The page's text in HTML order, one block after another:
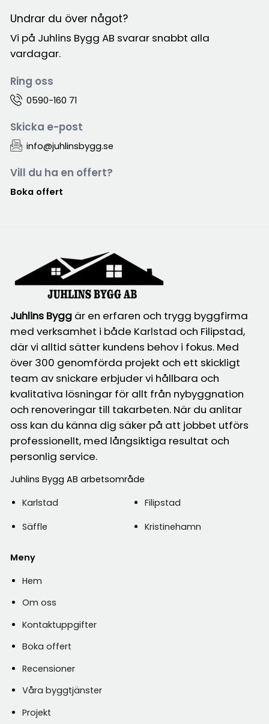
Undrar du över något?
Vi på Juhlins Bygg AB svarar snabbt alla
vardagar.
Ring oss
0590-160 71
Skicka e-post
info@juhlinsbygg.se
Vill du ha en offert?
Boka offert
Juhlins Byggär en erfaren och trygg byggfirma
med verksamhet i både Karlstad och Filipstad,
där vi alltid sätter kundens behov i fokus. Med
över 300 genomförda projekt och ett skickligt
team av snickare erbjuder vi hållbara och
kvalitativa lösningar för allt från nybyggnation
och renoveringar till takarbeten. När du anlitar
oss kan du känna dig säker på att jobbet utförs
professionellt, med långsiktiga resultat och
personlig service.
Juhlins Bygg AB arbetsområde
Karlstad
Filipstad
Säffle
Kristinehamn
Meny
Hem
Om oss
Kontaktuppgifter
Boka offert
Recensioner
Våra byggtjänster
Projekt